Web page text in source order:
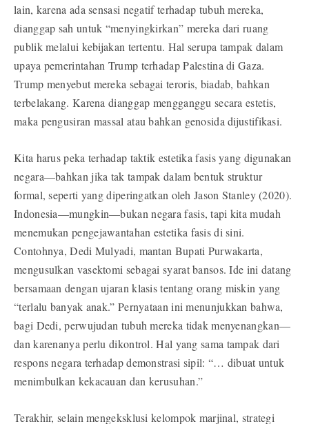
lain, karena ada sensasi negatif terhadap tubuh mereka,
dianggap sah untuk “menyingkirkan” mereka dari ruang
publik melalui kebijakan tertentu. Hal serupa tampak dalam
upaya pemerintahan Trump terhadap Palestina di Gaza.
Trump menyebut mereka sebagai teroris, biadab, bahkan
terbelakang. Karena dianggap mengganggu secara estetis,
maka pengusiran massal atau bahkan genosida dijustifikasi.
Kita harus peka terhadap taktik estetika fasis yang digunakan
negara—bahkan jika tak tampak dalam bentuk struktur
formal, seperti yang diperingatkan oleh Jason Stanley (2020).
Indonesia—mungkin—bukan negara fasis, tapi kita mudah
menemukan pengejawantahan estetika fasis di sini.
Contohnya, Dedi Mulyadi, mantan Bupati Purwakarta,
mengusulkan vasektomi sebagai syarat bansos. Ide ini datang
bersamaan dengan ujaran klasis tentang orang miskin yang
“terlalu banyak anak.” Pernyataan ini menunjukkan bahwa,
bagi Dedi, perwujudan tubuh mereka tidak menyenangkan—
dan karenanya perlu dikontrol. Hal yang sama tampak dari
respons negara terhadap demonstrasi sipil: “… dibuat untuk
menimbulkan kekacauan dan kerusuhan.”
Terakhir, selain mengeksklusi kelompok marjinal, strategi